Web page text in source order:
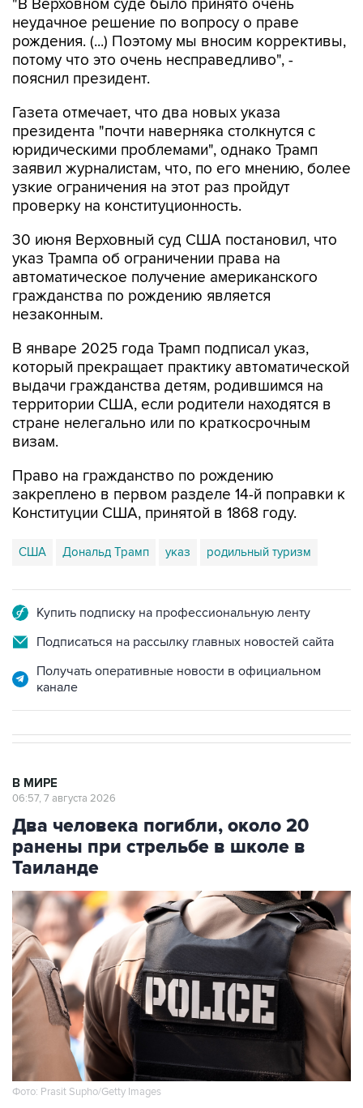
"В Верховном суде было принято очень
неудачное решение по вопросу о праве
рождения. (...) Поэтому мы вносим коррективы,
потому что это очень несправедливо", -
пояснил президент.
Газета отмечает, что два новых указа
президента "почти наверняка столкнутся с
юридическими проблемами", однако Трамп
заявил журналистам, что, по его мнению, более
узкие ограничения на этот раз пройдут
проверку на конституционность.
30 июня Верховный суд США постановил, что
указ Трампа об ограничении права на
автоматическое получение американского
гражданства по рождению является
незаконным.
В январе 2025 года Трамп подписал указ,
который прекращает практику автоматической
выдачи гражданства детям, родившимся на
территории США, если родители находятся в
стране нелегально или по краткосрочным
визам.
Право на гражданство по рождению
закреплено в первом разделе 14-й поправки к
Конституции США, принятой в 1868 году.
США Дональд Трамп указ родильный туризм
Купить подписку на профессиональную ленту
Подписаться на рассылку главных новостей сайта
Получать оперативные новости в официальном
канале
В МИРЕ
06:57, 7 августа 2026
Два человека погибли, около 20
ранены при стрельбе в школе в
Таиланде
Фото: Prasit Supho/Getty Images